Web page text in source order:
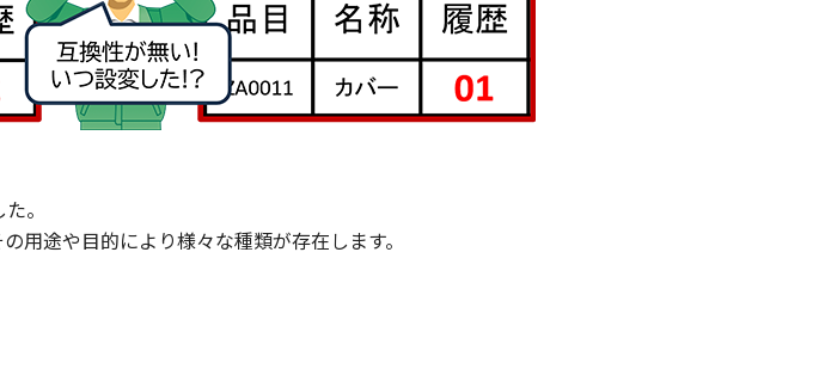
。
用途や目的により様々な種類が存在します。